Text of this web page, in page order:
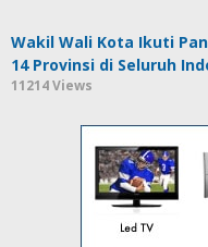
Wakil Wali Kota Ikuti
14 Provinsi di Seluruh
11214 Views